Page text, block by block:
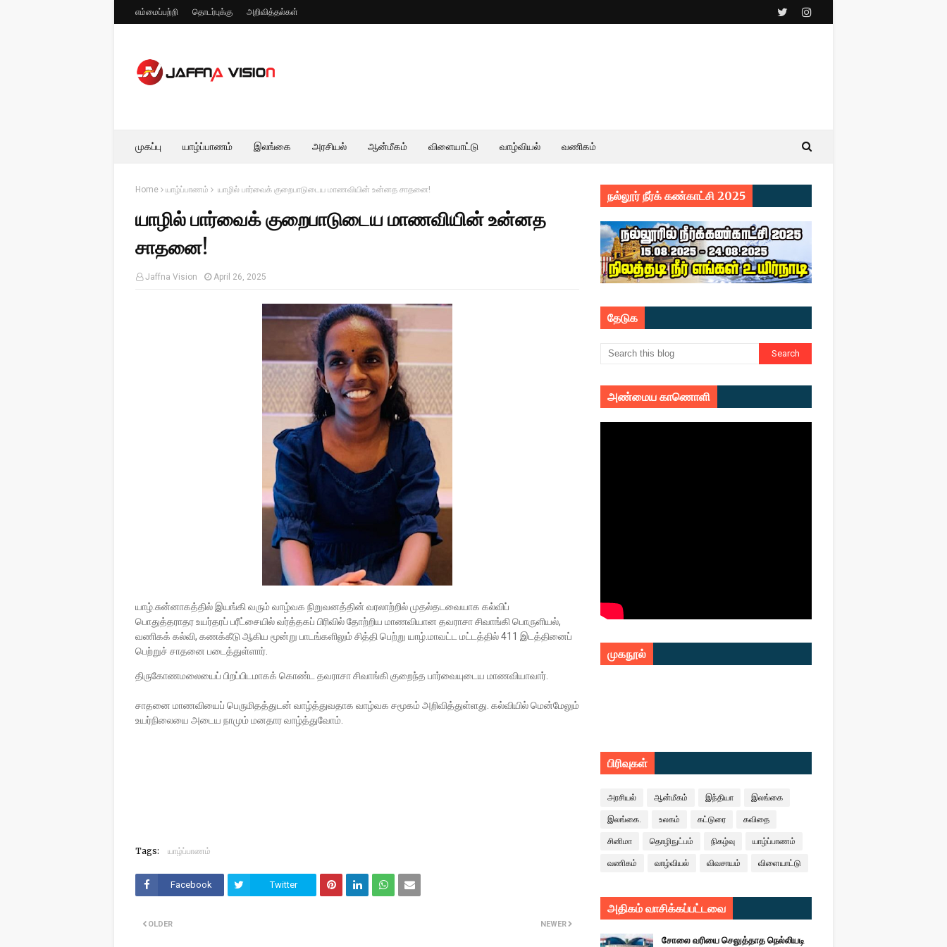
எம்மைப்பற்றி தொடர்புக்கு அறிவித்தல்கள்
முகப்பு யாழ்ப்பாணம் இலங்கை அரசியல் ஆன்மீகம் விளையாட்டு வாழ்வியல் வணிகம்
Home யாழ்ப்பாணம் யாழில் பார்வைக் குறைபாடுடைய மாணவியின் உன்னத சாதனை!
யாழில் பார்வைக் குறைபாடுடைய மாணவியின் உன்னத
சாதனை!
Jaffna Vision April 26, 2025
யாழ்.சுன்னாகத்தில் இயங்கி வரும் வாழ்வக நிறுவனத்தின் வரலாற்றில் முதல்தடவையாக கல்விப்
பொதுத்தராதர உயர்தரப் பரீட்சையில் வர்த்தகப் பிரிவில் தோற்றிய மாணவியான தவராசா சிவாங்கி பொருளியல்,
வணிகக் கல்வி, கணக்கீடு ஆகிய மூன்று பாடங்களிலும் சித்தி பெற்று யாழ்.மாவட்ட மட்டத்தில் 411 இடத்தினைப்
பெற்றுச் சாதனை படைத்துள்ளார்.
திருகோணமலையைப் பிறப்பிடமாகக் கொண்ட தவராசா சிவாங்கி குறைந்த பார்வையுடைய மாணவியாவார்.
சாதனை மாணவியைப் பெருமிதத்துடன் வாழ்த்துவதாக வாழ்வக சமூகம் அறிவித்துள்ளது. கல்வியில் மென்மேலும்
உயர்நிலையை அடைய நாமும் மனதார வாழ்த்துவோம்.
Tags: யாழ்ப்பாணம்
Facebook Twitter
NEWER
OLDER
நல்லூர் நீர்க் கண்காட்சி 2025
தேடுக
அண்மைய காணொளி
முகநூல்
பிரிவுகள்
அரசியல் ஆன்மீகம் இந்தியா இலங்கை
இலங்கை. உலகம் கட்டுரை கவிதை
சினிமா தொழிநுட்பம் நிகழ்வு யாழ்ப்பாணம்
வணிகம் வாழ்வியல் விவசாயம் விளையாட்டு
அதிகம் வாசிக்கப்பட்டவை
சோலை வரியை செலுத்தாத நெல்லியடி